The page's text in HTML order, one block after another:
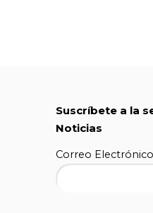
Suscríbete a la
Noticias
Correo Electrónico